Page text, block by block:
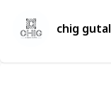
chig gutal